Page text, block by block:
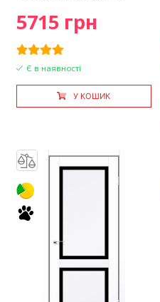
5715 грн
Є в наявності
У КОШИК